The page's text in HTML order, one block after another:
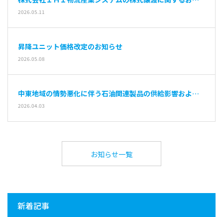
らせ
2026.05.11
昇降ユニット価格改定のお知らせ
2026.05.08
中東地域の情勢悪化に伴う石油関連製品の供給影響および
納期遅延の可能性について
2026.04.03
お知らせ一覧
新着記事